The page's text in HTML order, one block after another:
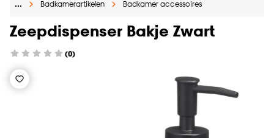
Gratis raam advies en opmeten aan huis
… Badkamerartikelen Badkamer accessoires
Zeepdispenser Bakje Zwart
(0)